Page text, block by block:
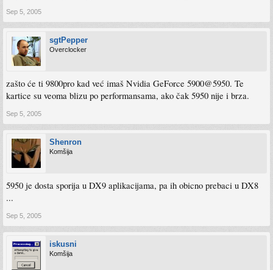
Sep 5, 2005
sgtPepper
Overclocker
zašto će ti 9800pro kad već imaš Nvidia GeForce 5900@5950. Te
kartice su veoma blizu po performansama, ako čak 5950 nije i brza.
Sep 5, 2005
Shenron
Komšija
5950 je dosta sporija u DX9 aplikacijama, pa ih obicno prebaci u DX8
...
Sep 5, 2005
iskusni
Komšija